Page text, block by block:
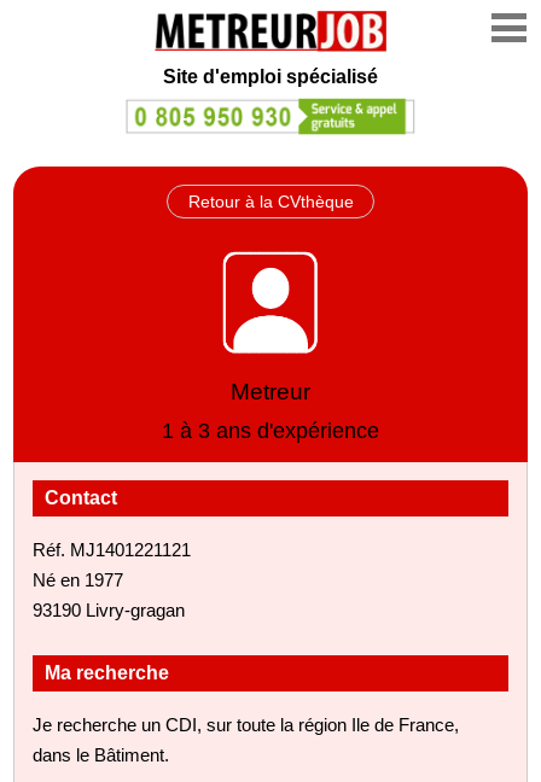
Site d'emploi spécialisé
Retour à la CVthèque
Metreur
1 à 3 ans d'expérience
Contact
Réf. MJ1401221121
Né en 1977
93190 Livry-gragan
Ma recherche
Je recherche un CDI, sur toute la région Ile de France,
dans le Bâtiment.